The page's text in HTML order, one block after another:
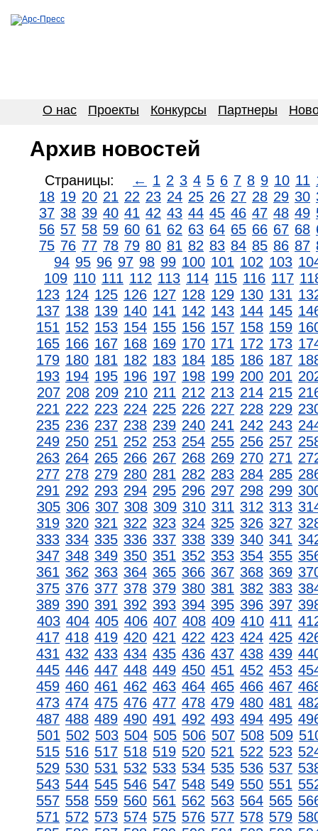
О нас Проекты Конкурсы Партнеры
Архив новостей
Страницы: ← 1 2 3 4 5 6 7 8 9 10 11
18 19 20 21 22 23 24 25 26 27 28 29 30
37 38 39 40 41 42 43 44 45 46 47 48 49
56 57 58 59 60 61 62 63 64 65 66 67 68
75 76 77 78 79 80 81 82 83 84 85 86 87
94 95 96 97 98 99 100 101 102 103
109 110 111 112 113 114 115 116 117
123 124 125 126 127 128 129 130 131
137 138 139 140 141 142 143 144 145
151 152 153 154 155 156 157 158 159
165 166 167 168 169 170 171 172 173
179 180 181 182 183 184 185 186 187
193 194 195 196 197 198 199 200 201
207 208 209 210 211 212 213 214 215
221 222 223 224 225 226 227 228 229
235 236 237 238 239 240 241 242 243
249 250 251 252 253 254 255 256 257
263 264 265 266 267 268 269 270 271
277 278 279 280 281 282 283 284 285
291 292 293 294 295 296 297 298 299
305 306 307 308 309 310 311 312 313
319 320 321 322 323 324 325 326 327
333 334 335 336 337 338 339 340 341
347 348 349 350 351 352 353 354 355
361 362 363 364 365 366 367 368 369
375 376 377 378 379 380 381 382 383
389 390 391 392 393 394 395 396 397
403 404 405 406 407 408 409 410 411
417 418 419 420 421 422 423 424 425
431 432 433 434 435 436 437 438 439
445 446 447 448 449 450 451 452 453
459 460 461 462 463 464 465 466 467
473 474 475 476 477 478 479 480 481
487 488 489 490 491 492 493 494 495
501 502 503 504 505 506 507 508 509
515 516 517 518 519 520 521 522 523
529 530 531 532 533 534 535 536 537
543 544 545 546 547 548 549 550 551
557 558 559 560 561 562 563 564 565
571 572 573 574 575 576 577 578 579